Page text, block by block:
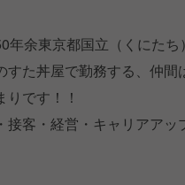
年余東京都国立（くにた
すた丼屋で勤務する、仲
りです！！
接客・経営・キャリアア